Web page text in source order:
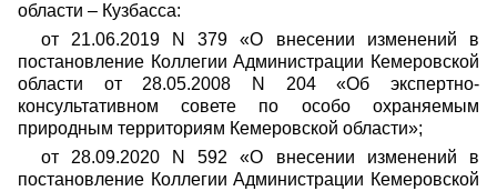
области – Кузбасса:
от 21.06.2019 N 379 «О внесении изменений в
постановление Коллегии Администрации Кемеровской
области от 28.05.2008 N 204 «Об экспертно-
консультативном совете по особо охраняемым
природным территориям Кемеровской области»;
от 28.09.2020 N 592 «О внесении изменений в
постановление Коллегии Администрации Кемеровской